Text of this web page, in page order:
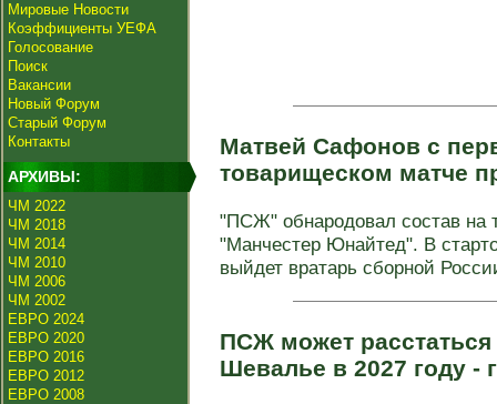
Мировые Новости
Коэффициенты УЕФА
Голосование
Поиск
Вакансии
Новый Форум
Старый Форум
Контакты
АРХИВЫ:
ЧМ 2022
ЧМ 2018
ЧМ 2014
ЧМ 2010
ЧМ 2006
ЧМ 2002
ЕВРО 2024
ЕВРО 2020
ЕВРО 2016
ЕВРО 2012
ЕВРО 2008
Матвей Сафонов с
товарищеском матче
"ПСЖ" обнародовал состав на
"Манчестер Юнайтед". В
выйдет вратарь сборной
ПСЖ может
Шевалье в 2027 году -